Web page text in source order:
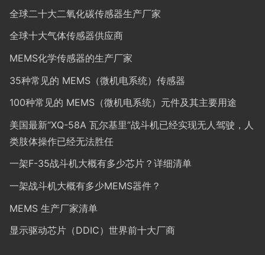
全球二十大二氧化碳传感器生产厂家
全球十大气体传感器供应商
MEMS化学传感器的生产厂家
35种常见的 MEMS（微机电系统）传感器
100种常见的 MEMS（微机电系统）元件及其主要用途
美国最新“XQ-58A 瓦尔基里”战斗机已经实现无人驾驶，人
类肢体操作已经无法胜任
一架F-35战斗机大概有多少芯片？详细清单
一架战斗机大概有多少MEMS器件？
MEMS 生产厂家清单
显示驱动芯片（DDIC）世界前十大厂商